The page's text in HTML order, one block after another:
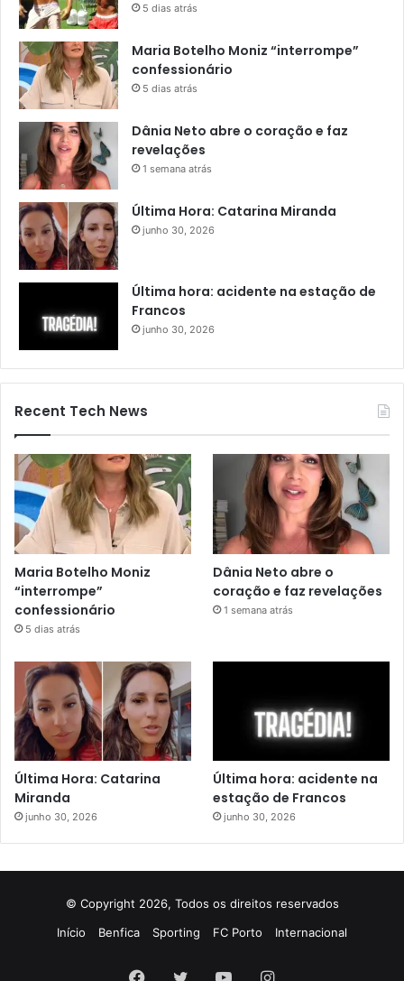
5 dias atrás
Maria Botelho Moniz “interrompe”
confessionário
5 dias atrás
Dânia Neto abre o coração e faz
revelações
1 semana atrás
Última Hora: Catarina Miranda
junho 30, 2026
Última hora: acidente na estação de
Francos
junho 30, 2026
Recent Tech News
Maria Botelho Moniz
“interrompe”
confessionário
5 dias atrás
Dânia Neto abre o
coração e faz revelações
1 semana atrás
Última Hora: Catarina
Miranda
junho 30, 2026
Última hora: acidente na
estação de Francos
junho 30, 2026
© Copyright 2026, Todos os direitos reservados
Início
Benfica Sporting FC Porto Internacional
Facebook
TwitterYouTubeInstagram